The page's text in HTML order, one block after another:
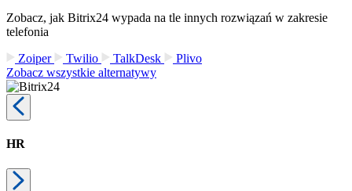
Zobacz, jak Bitrix24 wypada na tle innych rozwiązań w zakresie
telefonia
Zoiper
Twilio TalkDesk
Plivo
Zobacz wszystkie alternatywy
HR